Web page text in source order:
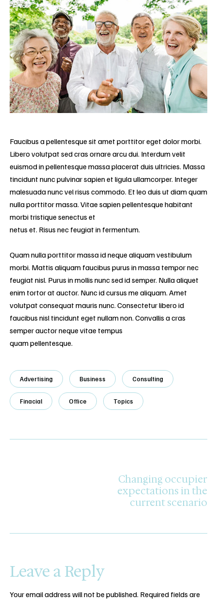
Faucibus a pellentesque sit amet porttitor eget dolor morbi.
Libero volutpat sed cras ornare arcu dui. Interdum velit
euismod in pellentesque massa placerat duis ultricies. Massa
tincidunt nunc pulvinar sapien et ligula ullamcorper. Integer
malesuada nunc vel risus commodo. Et leo duis ut diam quam
nulla porttitor massa. Vitae sapien pellentesque habitant
morbi tristique senectus et
netus et. Risus nec feugiat in fermentum.
Quam nulla porttitor massa id neque aliquam vestibulum
morbi. Mattis aliquam faucibus purus in massa tempor nec
feugiat nisl. Purus in mollis nunc sed id semper. Nulla aliquet
enim tortor at auctor. Nunc id cursus me aliquam. Amet
volutpat consequat mauris nunc. Consectetur libero id
faucibus nisl tincidunt eget nullam non. Convallis a cras
semper auctor neque vitae tempus
quam pellentesque.
Advertising Business Consulting
Finacial Office Topics
Changing occupier
expectations in the
current scenario
Leave a Reply
Your email address will not be published. Required fields are